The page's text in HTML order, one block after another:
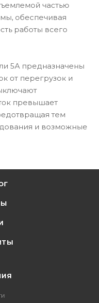
частью
обеспечивая
работы всего
5А предназначены
от перегрузок и
превышает
тем
и возможные